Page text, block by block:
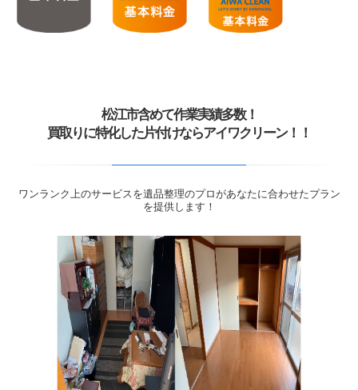
松江市含めて作業実績多数！
買取りに特化した片付けならアイワクリーン！！
ワンランク上のサービスを遺品整理のプロがあなたに合わせたプラン
を提供します！